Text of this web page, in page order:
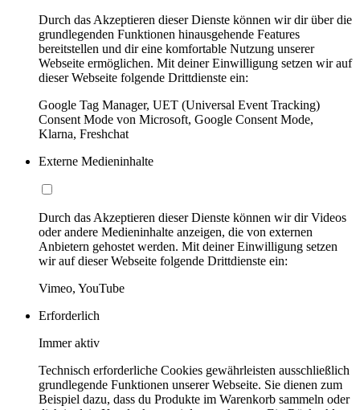
Durch das Akzeptieren dieser Dienste können wir dir über die
grundlegenden Funktionen hinausgehende Features
bereitstellen und dir eine komfortable Nutzung unserer
Webseite ermöglichen. Mit deiner Einwilligung setzen wir auf
dieser Webseite folgende Drittdienste ein:
Google Tag Manager, UET (Universal Event Tracking)
Consent Mode von Microsoft, Google Consent Mode,
Klarna, Freshchat
Externe Medieninhalte
Durch das Akzeptieren dieser Dienste können wir dir Videos
oder andere Medieninhalte anzeigen, die von externen
Anbietern gehostet werden. Mit deiner Einwilligung setzen
wir auf dieser Webseite folgende Drittdienste ein:
Vimeo, YouTube
Erforderlich
Immer aktiv
Technisch erforderliche Cookies gewährleisten ausschließlich
grundlegende Funktionen unserer Webseite. Sie dienen zum
Beispiel dazu, dass du Produkte im Warenkorb sammeln oder